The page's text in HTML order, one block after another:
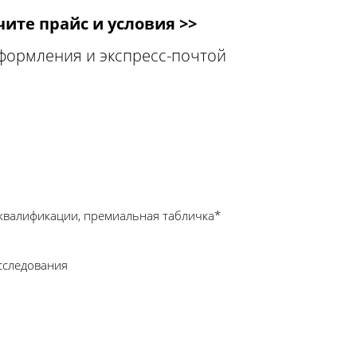
прайс и условия >>
и экспресс-почтой
премиальная табличка*